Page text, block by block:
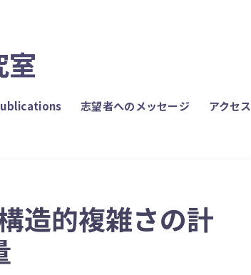
室
志望者へのメッセージ アクセス
造的複雑さの計